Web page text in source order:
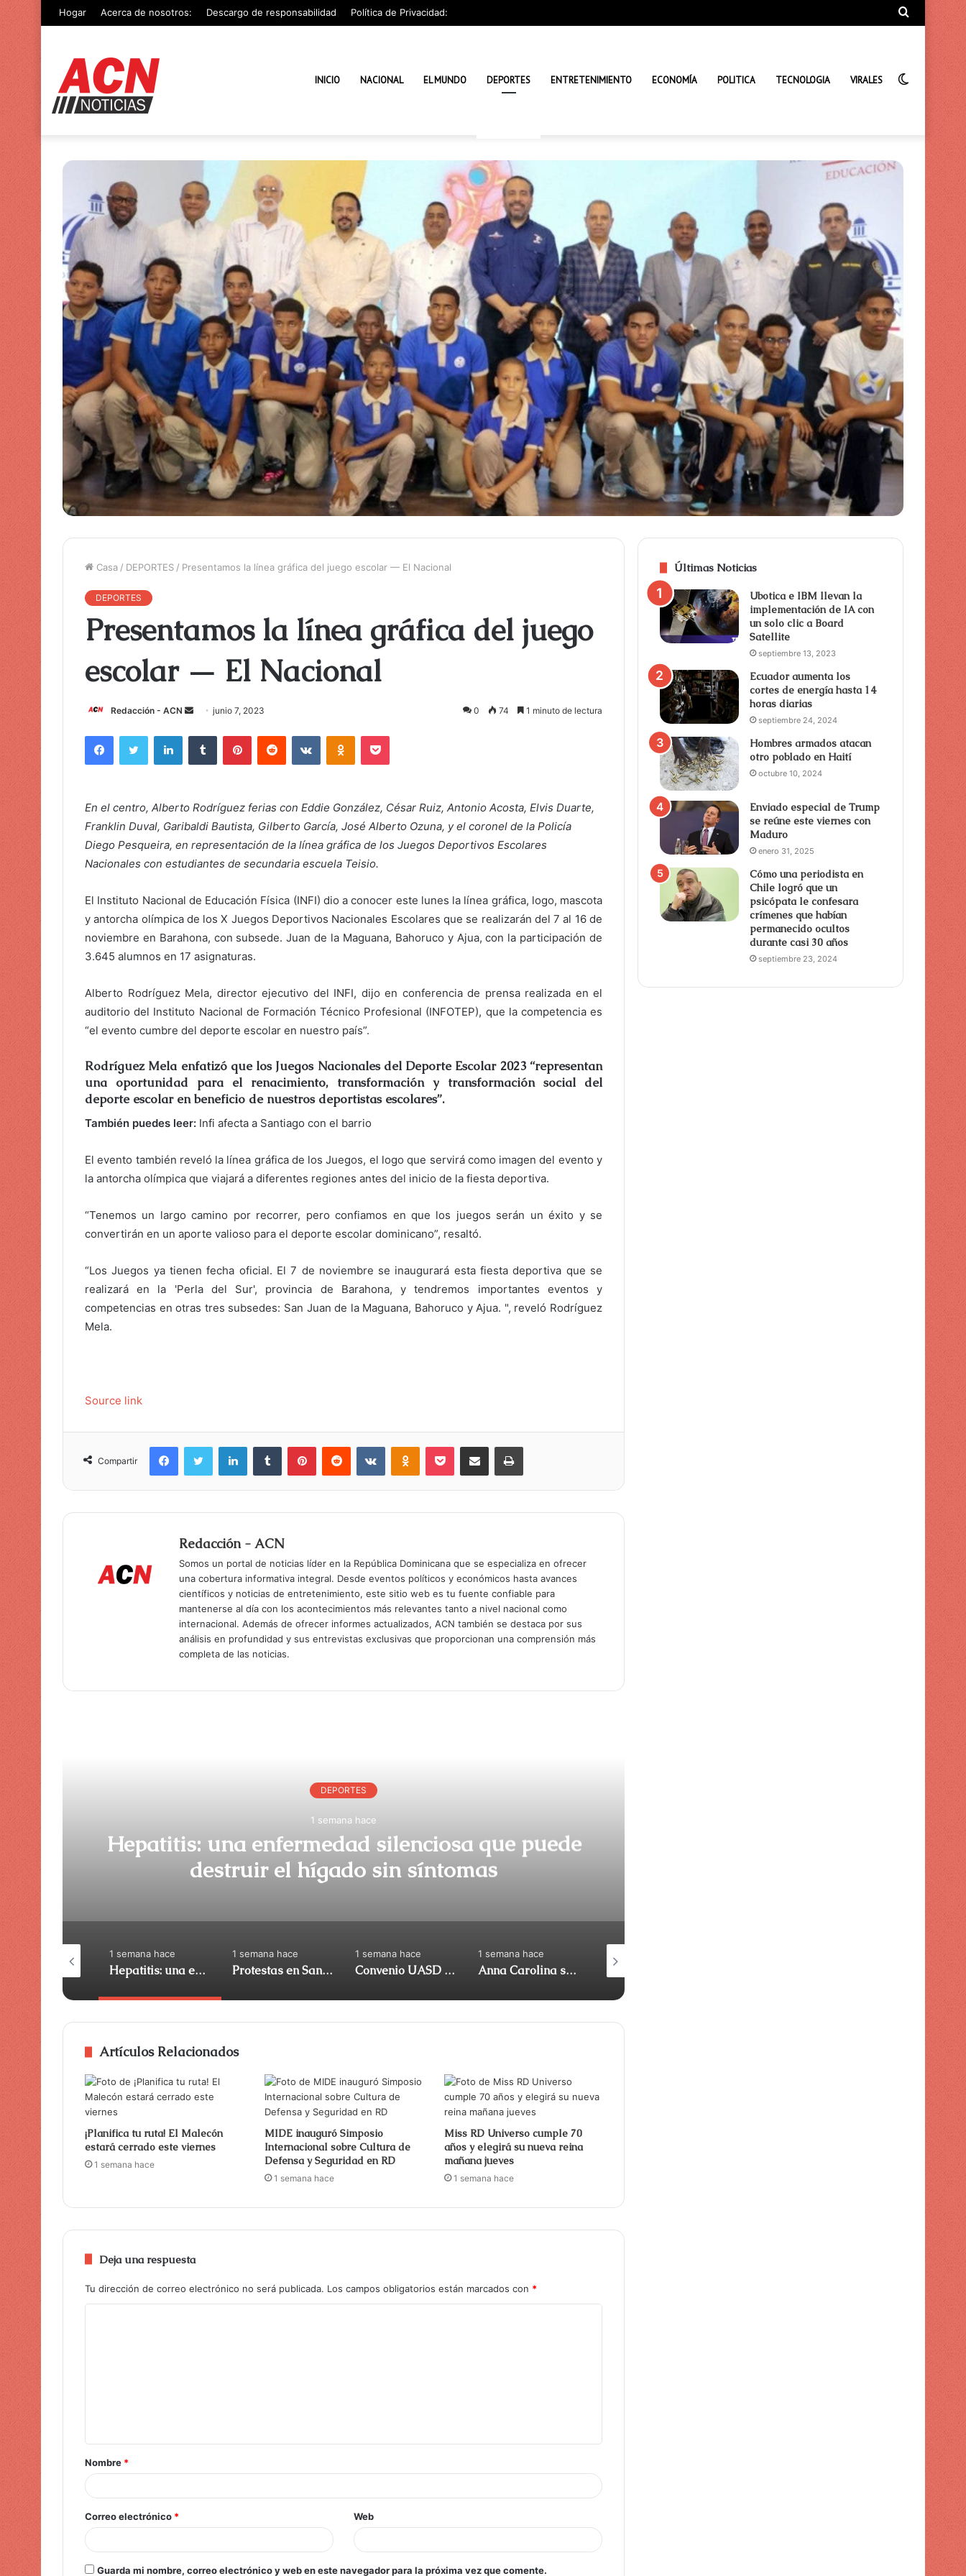
Hogar Acerca de nosotros: Descargo de responsabilidad Política de Privacidad:
Búsqueda
INICIO NACIONAL EL MUNDO DEPORTES ENTRETENIMIENTO ECONOMÍA POLITICA TECNOLOGIA VIRALES
Casa / DEPORTES / Presentamos la línea gráfica del juego escolar — El Nacional
DEPORTES
Presentamos la línea gráfica del juego
escolar — El Nacional
Redacción - ACN
i
u
n
c
o
r
e
o
e
n
o
junio 7, 2023 0 74 1 minuto de lectura
En el centro, Alberto Rodríguez ferias con Eddie González, César Ruiz, Antonio Acosta, Elvis Duarte,
Franklin Duval, Garibaldi Bautista, Gilberto García, José Alberto Ozuna, y el coronel de la Policía
Diego Pesqueira, en representación de la línea gráfica de los Juegos Deportivos Escolares
Nacionales con estudiantes de secundaria escuela Teisio.
El Instituto Nacional de Educación Física (INFI) dio a conocer este lunes la línea gráfica, logo, mascota
y antorcha olímpica de los X Juegos Deportivos Nacionales Escolares que se realizarán del 7 al 16 de
noviembre en Barahona, con subsede. Juan de la Maguana, Bahoruco y Ajua, con la participación de
3.645 alumnos en 17 asignaturas.
Alberto Rodríguez Mela, director ejecutivo del INFI, dijo en conferencia de prensa realizada en el
auditorio del Instituto Nacional de Formación Técnico Profesional (INFOTEP), que la competencia es
“el evento cumbre del deporte escolar en nuestro país”.
Rodríguez Mela enfatizó que los Juegos Nacionales del Deporte Escolar 2023 “representan
una oportunidad para el renacimiento, transformación y transformación social del
deporte escolar en beneficio de nuestros deportistas escolares”.
También puedes leer: Infi afecta a Santiago con el barrio
El evento también reveló la línea gráfica de los Juegos, el logo que servirá como imagen del evento y
la antorcha olímpica que viajará a diferentes regiones antes del inicio de la fiesta deportiva.
“Tenemos un largo camino por recorrer, pero confiamos en que los juegos serán un éxito y se
convertirán en un aporte valioso para el deporte escolar dominicano”, resaltó.
“Los Juegos ya tienen fecha oficial. El 7 de noviembre se inaugurará esta fiesta deportiva que se
realizará en la 'Perla del Sur', provincia de Barahona, y tendremos importantes eventos y
competencias en otras tres subsedes: San Juan de la Maguana, Bahoruco y Ajua. ", reveló Rodríguez
Mela.
Source link
Compartir
Redacción - ACN
Somos un portal de noticias líder en la República Dominicana que se especializa en ofrecer
una cobertura informativa integral. Desde eventos políticos y económicos hasta avances
científicos y noticias de entretenimiento, este sitio web es tu fuente confiable para
mantenerse al día con los acontecimientos más relevantes tanto a nivel nacional como
internacional. Además de ofrecer informes actualizados, ACN también se destaca por sus
análisis en profundidad y sus entrevistas exclusivas que proporcionan una comprensión más
completa de las noticias.
DEPORTES
1 semana hace
Hepatitis: una enfermedad silenciosa que puede
destruir el hígado sin síntomas
1 semana hace
Protestas en Santo
energía de siete horas y
hace
y Simpson
1 semana hace
Hepatitis: una enfermedad silenciosa que puede destruir el hígado sin síntomas
1 semana hace
Protestas en Santo Domingo por cortes de energía de siete horas y altos costos de facturas
1 semana hace
Convenio UASD y Fundación Hospital Buen Samaritano fortalecerán la salud en la Provincia Oriental
1 semana hace
Anna Carolina se disculpa por anunciar que es responsable de portarse mal con las mujeres Javier Núñez gana plata y Josué Domínguez bronce en natación en Santo Domingo 2026
Artículos Relacionados
¡Planifica tu ruta! El Malecón
estará cerrado este viernes
1 semana hace
MIDE inauguró Simposio
Internacional sobre Cultura de
Defensa y Seguridad en RD
1 semana hace
Miss RD Universo cumple 70
años y elegirá su nueva reina
mañana jueves
1 semana hace
Deja una respuesta
Tu dirección de correo electrónico no será publicada. Los campos obligatorios están marcados con *
Nombre *
Correo electrónico * Web
Guarda mi nombre, correo electrónico y web en este navegador para la próxima vez que comente.
Últimas Noticias
Ubotica e IBM llevan la
implementación de IA con
un solo clic a Board
Satellite
septiembre 13, 2023
Ecuador aumenta los
cortes de energía hasta 14
horas diarias
septiembre 24, 2024
Hombres armados atacan
otro poblado en Haití
octubre 10, 2024
Enviado especial de Trump
se reúne este viernes con
Maduro
enero 31, 2025
Cómo una periodista en
Chile logró que un
psicópata le confesara
crímenes que habían
permanecido ocultos
durante casi 30 años
septiembre 23, 2024